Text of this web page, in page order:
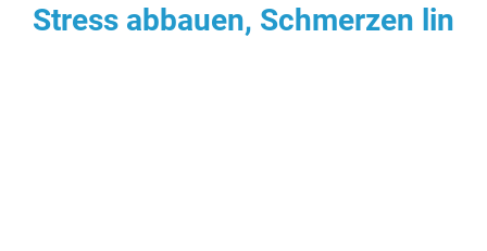
Stress abbauen, Schmerzen lin